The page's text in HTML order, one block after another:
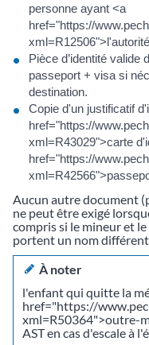
personne ayant <a
href="https://
Pièce d’identité valide
passeport + visa si
destination.
Copie d'un justificatif
href="https://
xml=R43029">carte
href="https://
Aucun autre document
ne peut être exigé
compris si le mineur et
portent un nom
À noter
l'enfant qui quitte la
href="https://
xml=R50364">outre-
AST en cas d'escale à